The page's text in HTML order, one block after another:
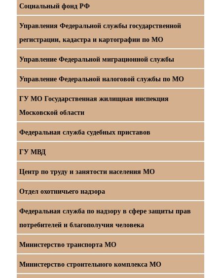
Социальный фонд РФ
Управления Федеральной службы государственной
регистрации, кадастра и картографии по МО
Управление Федеральной миграционной службы
Управление Федеральной налоговой службы по МО
ГУ МО Государственная жилищная инспекция
Московской области
Федеральная служба судебных приставов
ГУ МВД
Центр по труду и занятости населения МО
Отдел охотничьего надзора
Федеральная служба по надзору в сфере защиты прав
потребителей и благополучия человека
Министерство транспорта МО
Министерство строительного комплекса МО